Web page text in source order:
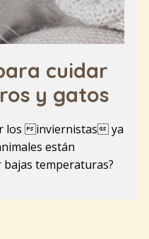
cuidar
y gatos
los inviernistas ya
están
temperaturas?